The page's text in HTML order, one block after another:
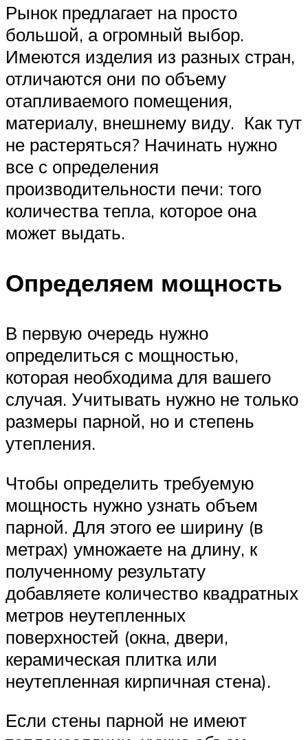
Рынок предлагает на просто
большой, а огромный выбор.
Имеются изделия из разных стран,
отличаются они по объему
отапливаемого помещения,
материалу, внешнему виду. Как тут
не растеряться? Начинать нужно
все с определения
производительности печи: того
количества тепла, которое она
может выдать.
Определяем мощность
В первую очередь нужно
определиться с мощностью,
которая необходима для вашего
случая. Учитывать нужно не только
размеры парной, но и степень
утепления.
Чтобы определить требуемую
мощность нужно узнать объем
парной. Для этого ее ширину (в
метрах) умножаете на длину, к
полученному результату
добавляете количество квадратных
метров неутепленных
поверхностей (окна, двери,
керамическая плитка или
неутепленная кирпичная стена).
Если стены парной не имеют